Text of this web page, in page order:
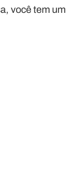
você tem um